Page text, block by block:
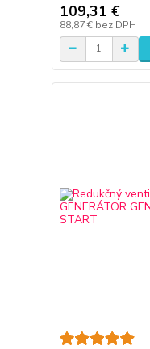
109,31 €
88,87 € bez DPH